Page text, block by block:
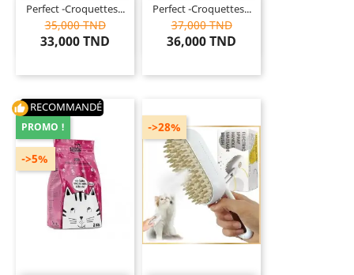
Perfect -Croquettes...
35,000 TND
33,000 TND
Perfect -Croquettes...
37,000 TND
36,000 TND
thumb_up RECOMMANDÉ
PROMO !
->5%
->28%